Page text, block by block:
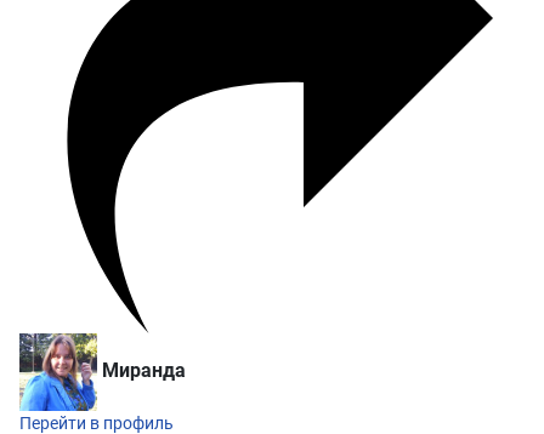
Миранда
Перейти в профиль